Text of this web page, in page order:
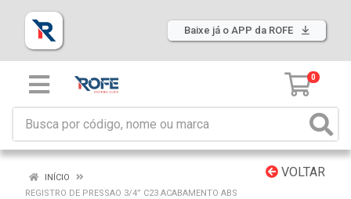
Baixe já o APP da ROFE
0
VOLTAR
INÍCIO
REGISTRO DE PRESSAO 3/4” C23 ACABAMENTO ABS